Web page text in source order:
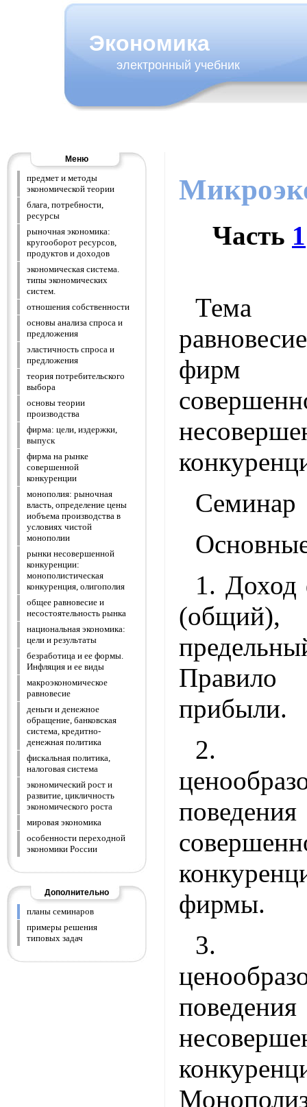
Экономика
электронный учебник
Меню
предмет и методы
экономической теории
блага, потребности,
ресурсы
рыночная экономика:
кругооборот ресурсов,
продуктов и доходов
экономическая система.
типы экономических
систем.
отношения собственности
основы анализа спроса и
предложения
эластичность спроса и
предложения
теория потребительского
выбора
основы теории
производства
фирма: цели, издержки,
выпуск
фирма на рынке
совершенной
конкуренции
монополия: рыночная
власть, определение цены
иобъема производства в
условиях чистой
монополии
рынки несовершенной
конкуренции:
монополистическая
конкуренция, олигополия
общее равновесие и
несостоятельность рынка
национальная экономика:
цели и результаты
безработица и ее формы.
Инфляция и ее виды
макроэкономическое
равновесие
деньги и денежное
обращение, банковская
система, кредитно-
денежная политика
фискальная политика,
налоговая система
экономический рост и
развитие, цикличность
экономического роста
мировая экономика
особенности переходной
экономики России
Дополнительно
планы семинаров
примеры решения
типовых задач
Часть 1
Тема
фирм
Семинар
1. Доход
Правило
прибыли.
2.
фирмы.
3.